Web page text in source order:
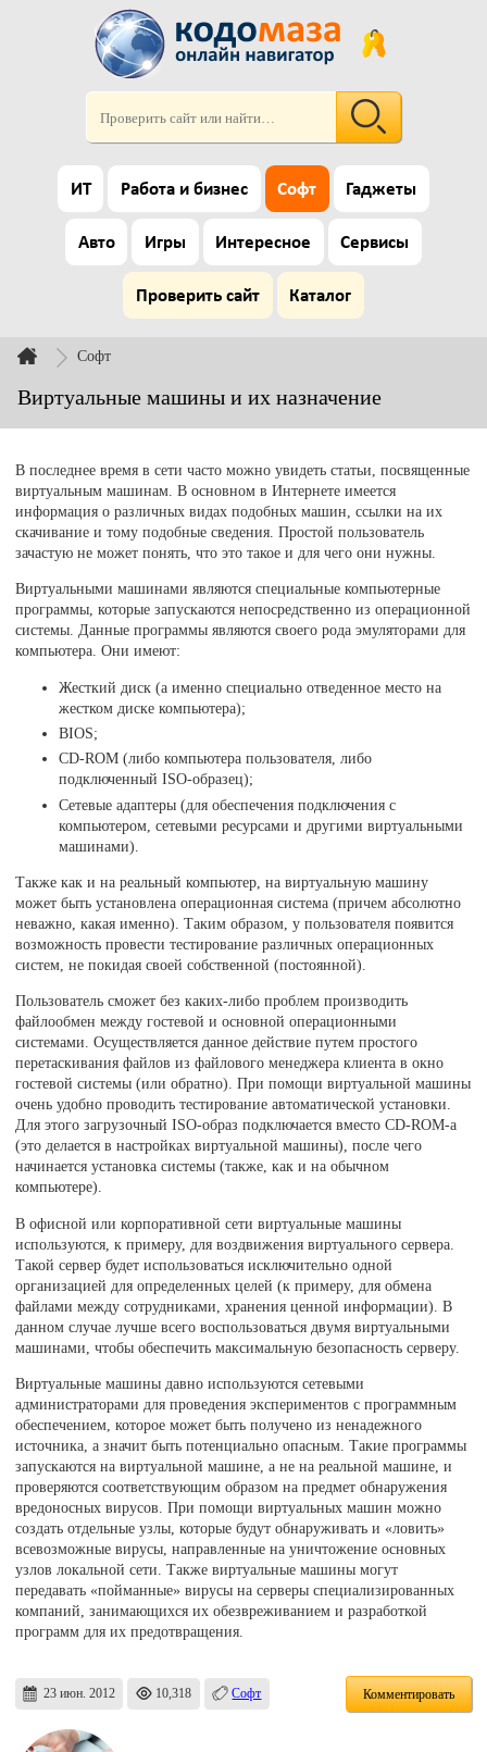
ИТ Работа и бизнес Софт Гаджеты
Авто Игры Интересное Сервисы
Проверить сайт Каталог
Софт
Виртуальные машины и их назначение
В последнее время в сети часто можно увидеть статьи, посвященные
виртуальным машинам. В основном в Интернете имеется
информация о различных видах подобных машин, ссылки на их
скачивание и тому подобные сведения. Простой пользователь
зачастую не может понять, что это такое и для чего они нужны.
Виртуальными машинами являются специальные компьютерные
программы, которые запускаются непосредственно из операционной
системы. Данные программы являются своего рода эмуляторами для
компьютера. Они имеют:
Жесткий диск (а именно специально отведенное место на
жестком диске компьютера);
BIOS;
CD-ROM (либо компьютера пользователя, либо
подключенный ISO-образец);
Сетевые адаптеры (для обеспечения подключения с
компьютером, сетевыми ресурсами и другими виртуальными
машинами).
Также как и на реальный компьютер, на виртуальную машину
может быть установлена операционная система (причем абсолютно
неважно, какая именно). Таким образом, у пользователя появится
возможность провести тестирование различных операционных
систем, не покидая своей собственной (постоянной).
Пользователь сможет без каких-либо проблем производить
файлообмен между гостевой и основной операционными
системами. Осуществляется данное действие путем простого
перетаскивания файлов из файлового менеджера клиента в окно
гостевой системы (или обратно). При помощи виртуальной машины
очень удобно проводить тестирование автоматической установки.
Для этого загрузочный ISO-образ подключается вместо CD-ROM-а
(это делается в настройках виртуальной машины), после чего
начинается установка системы (также, как и на обычном
компьютере).
В офисной или корпоративной сети виртуальные машины
используются, к примеру, для воздвижения виртуального сервера.
Такой сервер будет использоваться исключительно одной
организацией для определенных целей (к примеру, для обмена
файлами между сотрудниками, хранения ценной информации). В
данном случае лучше всего воспользоваться двумя виртуальными
машинами, чтобы обеспечить максимальную безопасность серверу.
Виртуальные машины давно используются сетевыми
администраторами для проведения экспериментов с программным
обеспечением, которое может быть получено из ненадежного
источника, а значит быть потенциально опасным. Такие программы
запускаются на виртуальной машине, а не на реальной машине, и
проверяются соответствующим образом на предмет обнаружения
вредоносных вирусов. При помощи виртуальных машин можно
создать отдельные узлы, которые будут обнаруживать и «ловить»
всевозможные вирусы, направленные на уничтожение основных
узлов локальной сети. Также виртуальные машины могут
передавать «пойманные» вирусы на серверы специализированных
компаний, занимающихся их обезвреживанием и разработкой
программ для их предотвращения.
23 июн. 2012 10,318 Софт Комментировать